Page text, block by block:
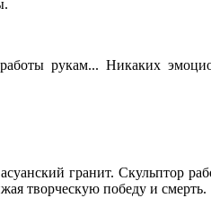
рукам... Никаких
гранит. Скульптор
творческую победу и смерть.